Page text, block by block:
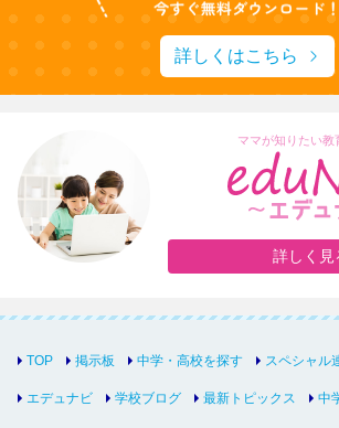
詳しくはこちら
ママが知りたい教
詳しく見
TOP 掲示板 中学・高校を探す スペシャル
エデュナビ 学校ブログ 最新トピックス 中